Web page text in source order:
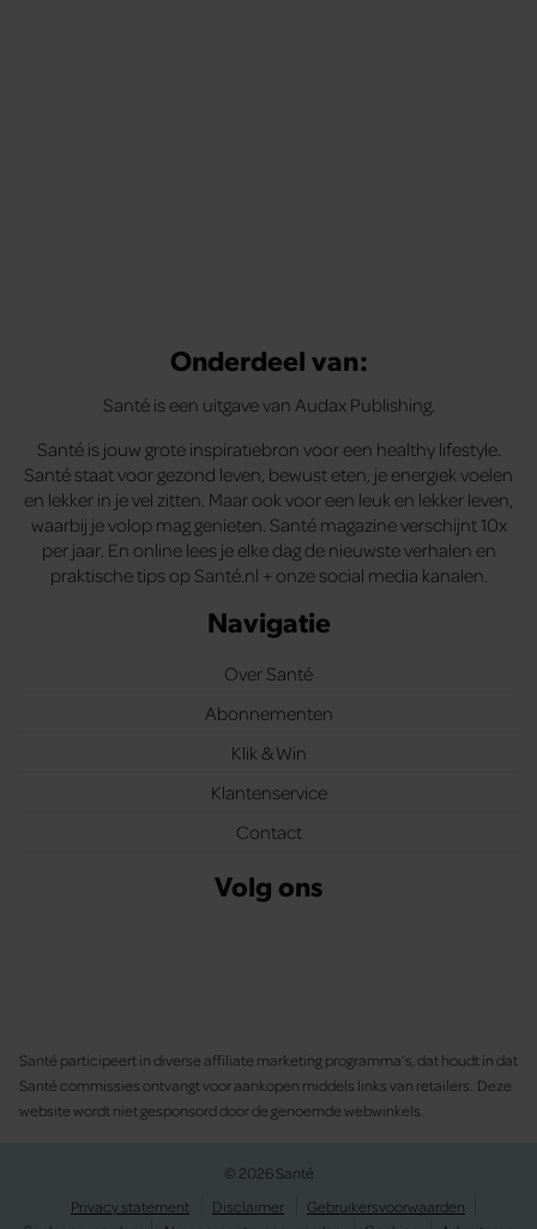
Onderdeel van:
Santé is een uitgave van Audax Publishing.
Santé is jouw grote inspiratiebron voor een healthy lifestyle.
Santé staat voor gezond leven, bewust eten, je energiek voelen
en lekker in je vel zitten. Maar ook voor een leuk en lekker leven,
waarbij je volop mag genieten. Santé magazine verschijnt 10x
per jaar. En online lees je elke dag de nieuwste verhalen en
praktische tips op Santé.nl + onze social media kanalen.
Navigatie
Over Santé
Abonnementen
Klik & Win
Klantenservice
Contact
Volg ons
Santé participeert in diverse affiliate marketing programma’s, dat houdt in dat
Santé commissies ontvangt voor aankopen middels links van retailers. Deze
website wordt niet gesponsord door de genoemde webwinkels.
© 2026 Santé
Privacy statement
Disclaimer
Gebruikersvoorwaarden